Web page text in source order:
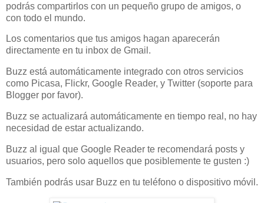
podrás compartirlos con un pequeño grupo de amigos, o
con todo el mundo.
Los comentarios que tus amigos hagan aparecerán
directamente en tu inbox de Gmail.
Buzz está automáticamente integrado con otros servicios
como Picasa, Flickr, Google Reader, y Twitter (soporte para
Blogger por favor).
Buzz se actualizará automáticamente en tiempo real, no hay
necesidad de estar actualizando.
Buzz al igual que Google Reader te recomendará posts y
usuarios, pero solo aquellos que posiblemente te gusten :)
También podrás usar Buzz en tu teléfono o dispositivo móvil.